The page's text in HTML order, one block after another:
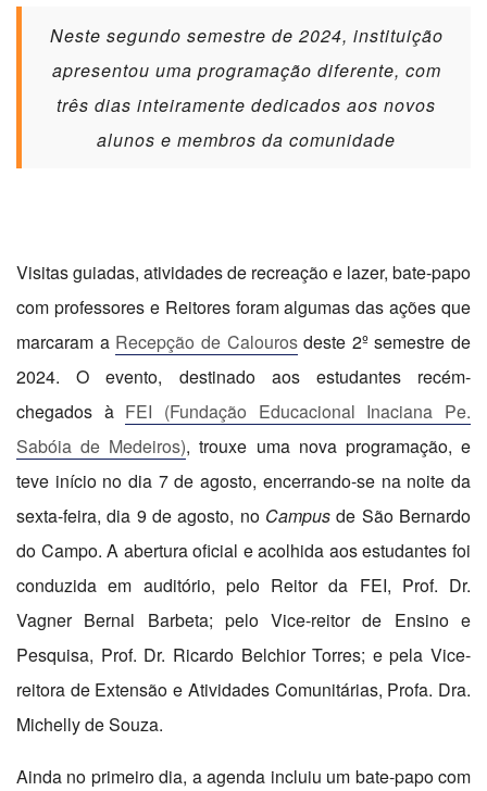
Neste segundo semestre de 2024, instituição
apresentou uma programação diferente, com
três dias inteiramente dedicados aos novos
alunos e membros da comunidade
Visitas guiadas, atividades de recreação e lazer, bate-papo
com professores e Reitores foram algumas das ações que
marcaram a Recepção de Calourosdeste 2º semestre de
2024. O evento, destinado aos estudantes recém-
chegados à FEI (Fundação Educacional Inaciana Pe.
Sabóia de Medeiros), trouxe uma nova programação, e
teve início no dia 7 de agosto, encerrando-se na noite da
sexta-feira, dia 9 de agosto, no Campus de São Bernardo
do Campo. A abertura oficial e acolhida aos estudantes foi
conduzida em auditório, pelo Reitor da FEI, Prof. Dr.
Vagner Bernal Barbeta; pelo Vice-reitor de Ensino e
Pesquisa, Prof. Dr. Ricardo Belchior Torres; e pela Vice-
reitora de Extensão e Atividades Comunitárias, Profa. Dra.
Michelly de Souza.
Ainda no primeiro dia, a agenda incluiu um bate-papo com